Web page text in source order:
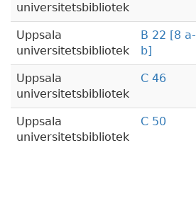
universitetsbibliotek
Uppsala
universitetsbibliotek
B 22 [8 a-
b]
Uppsala
universitetsbibliotek
C 46
Uppsala
universitetsbibliotek
C 50